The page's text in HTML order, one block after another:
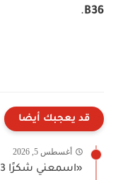
B36
.
قد يعجبك أيضا
أغسطس 5, 2026